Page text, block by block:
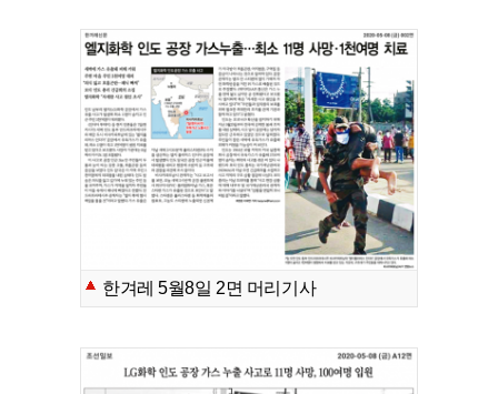
한겨레 5월8일 2면 머리기사